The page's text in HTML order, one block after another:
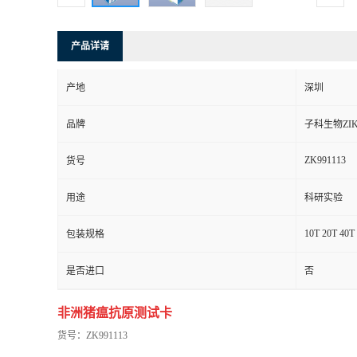
产品详请
产地 深圳
品牌 子科生物
货号 ZK991113
用途 科研实验
包装规格 10T 20T 40T
是否进口 否
非洲猪瘟抗原测试卡
货号：ZK991113